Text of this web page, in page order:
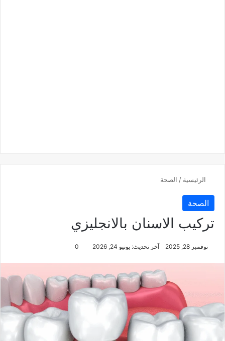
الرئيسية / الصحة
الصحة
تركيب الاسنان بالانجليزي​
نوفمبر 28, 2025 آخر تحديث: يونيو 24, 2026 0